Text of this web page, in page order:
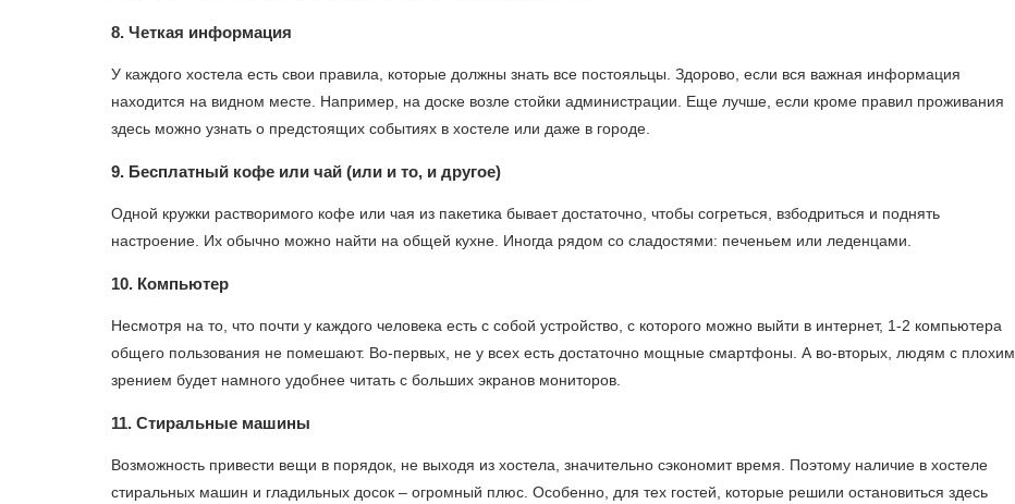
8. Четкая информация
У каждого хостела есть свои правила, которые должны знать все постояльцы. Здорово, если вся важная информация
находится на видном месте. Например, на доске возле стойки администрации. Еще лучше, если кроме правил проживания
здесь можно узнать о предстоящих событиях в хостеле или даже в городе.
9. Бесплатный кофе или чай (или и то, и другое)
Одной кружки растворимого кофе или чая из пакетика бывает достаточно, чтобы согреться, взбодриться и поднять
настроение. Их обычно можно найти на общей кухне. Иногда рядом со сладостями: печеньем или леденцами.
10. Компьютер
Несмотря на то, что почти у каждого человека есть с собой устройство, с которого можно выйти в интернет, 1-2 компьютера
общего пользования не помешают. Во-первых, не у всех есть достаточно мощные смартфоны. А во-вторых, людям с плохим
зрением будет намного удобнее читать с больших экранов мониторов.
11. Стиральные машины
Возможность привести вещи в порядок, не выходя из хостела, значительно сэкономит время. Поэтому наличие в хостеле
стиральных машин и гладильных досок – огромный плюс. Особенно, для тех гостей, которые решили остановиться здесь